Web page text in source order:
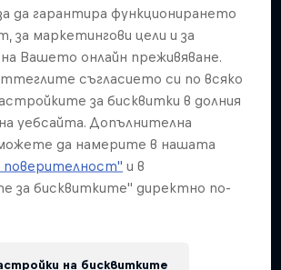
да гарантира функционирането
за маркетингови цели и за
Вашето онлайн преживяване.
съгласието си по всяко
за бисквитки в долния
уебсайта. Допълнителна
да намерите в нашата
поверителност" и в
за бисквитките" директно по-
на бисквитките